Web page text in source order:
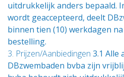
uitdrukkelijk anders bepaald.
wordt geaccepteerd, deelt
binnen tien (10) werkdagen
bestelling.
3. Prijzen/Aanbiedingen 3.1 Alle
DBzwembaden bvba zijn